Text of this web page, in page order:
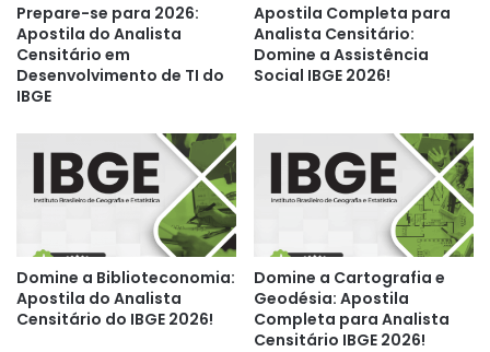
Prepare-se para 2026:
Apostila do Analista
Censitário em
Desenvolvimento de TI do
IBGE
Apostila Completa para
Analista Censitário:
Domine a Assistência
Social IBGE 2026!
Domine a Biblioteconomia:
Apostila do Analista
Censitário do IBGE 2026!
Domine a Cartografia e
Geodésia: Apostila
Completa para Analista
Censitário IBGE 2026!